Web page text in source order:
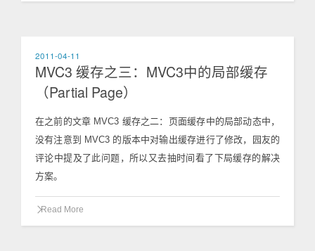
2011-04-11
MVC3 缓存之三：MVC3中的局部缓存
（Partial Page）
在之前的文章 MVC3 缓存之二：页面缓存中的局部动态中，
没有注意到 MVC3 的版本中对输出缓存进行了修改，园友的
评论中提及了此问题，所以又去抽时间看了下局缓存的解决
方案。
Read More